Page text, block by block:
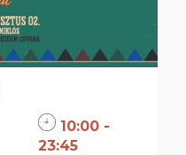
10:00 -
23:45